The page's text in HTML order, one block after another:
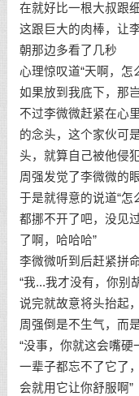
在就好比一根大叔跟
这跟巨大的肉棒，让
朝那边多看了几秒
心理惊叹道“天啊，
如果放到我底下，那
不过李微微赶紧在心
的念头，这个家伙可
头，就算自己被他侵
周强发觉了李微微的
于是就得意的说道“
都挪不开了吧，没见
了啊，哈哈哈”
李微微听到后赶紧拼
“我...我才没有，你别
说完就故意将头抬起
周强倒是不生气，而
“没事，你就这会嘴
一辈子都忘不了它了
会就用它让你舒服啊”